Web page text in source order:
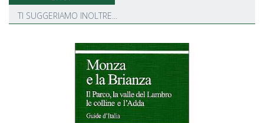
TI SUGGERIAMO INOLTRE...